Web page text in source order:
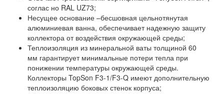
соглас но RAL UZ73;
Несущее основание –бесшовная цельнотянутая
алюминиевая ванна, обеспечивает надежную защиту
коллектора от воздействия окружающей среды;
Теплоизоляция из минеральной ваты толщиной 60
мм гарантирует минимальные потери тепла при
понижении температуры окружающей среды.
Коллекторы TopSon F3-1/F3-Q имеют дополнительную
теплоизоляцию боковых стенок корпуса;